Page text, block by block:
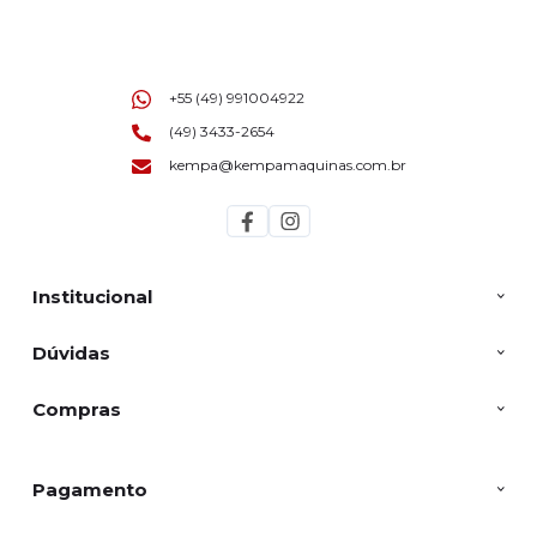
Institucional
Dúvidas
Compras
+55 (49) 991004922
(49) 3433-2654
kempa@kempamaquinas.com.br
Pagamento